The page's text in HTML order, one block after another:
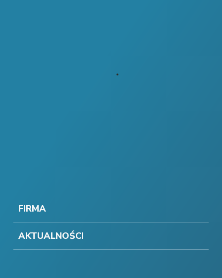
FIRMA
AKTUALNOŚCI